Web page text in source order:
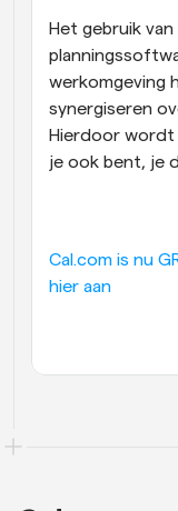
Het gebruik
werkomgeving
synergiseren
Hierdoor wordt
je ook bent, je
Cal.com is nu
hier aan